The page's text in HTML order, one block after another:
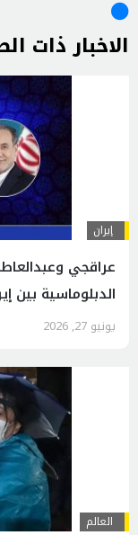
الاخبار ذات
إيران
عراقجي
الدبلوماسية بين
يونيو 27, 2026
العالم